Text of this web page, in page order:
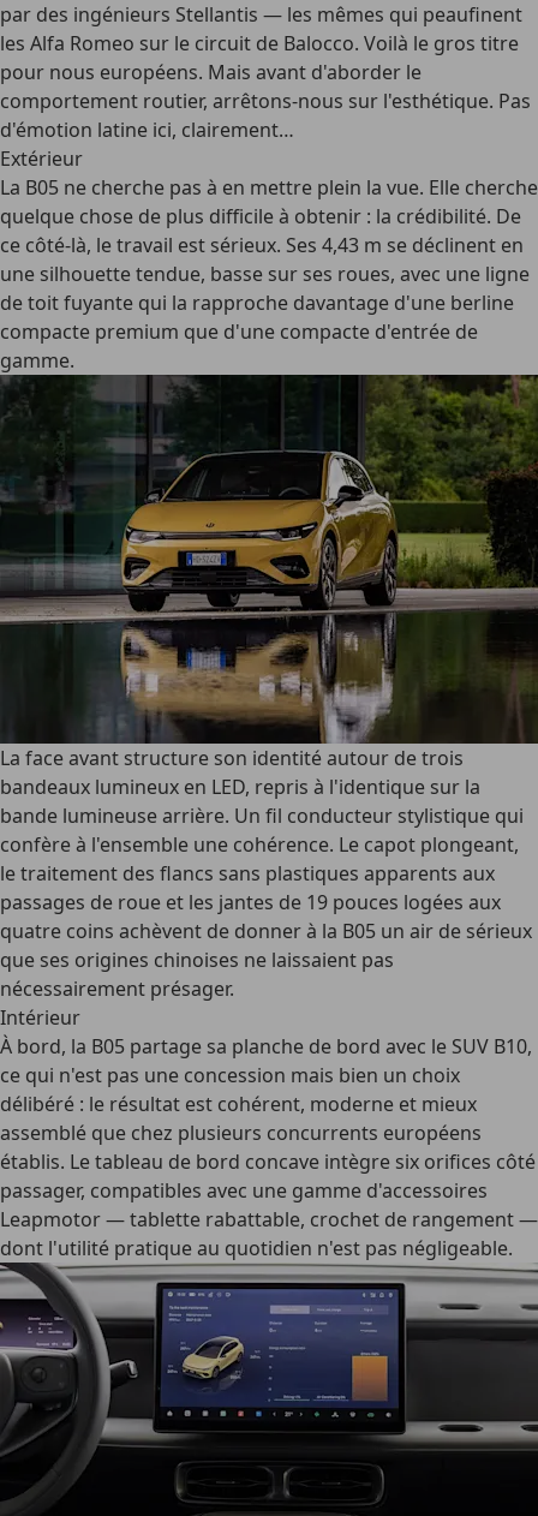
par des ingénieurs Stellantis — les mêmes qui peaufinent
les Alfa Romeo sur le circuit de Balocco. Voilà le gros titre
pour nous européens. Mais avant d'aborder le
comportement routier, arrêtons-nous sur l'esthétique. Pas
d'émotion latine ici, clairement…
Extérieur
La B05 ne cherche pas à en mettre plein la vue. Elle cherche
quelque chose de plus difficile à obtenir : la crédibilité. De
ce côté-là, le travail est sérieux. Ses 4,43 m se déclinent en
une silhouette tendue, basse sur ses roues, avec une ligne
de toit fuyante qui la rapproche davantage d'une berline
compacte premium que d'une compacte d'entrée de
gamme.
La face avant structure son identité autour de trois
bandeaux lumineux en LED, repris à l'identique sur la
bande lumineuse arrière. Un fil conducteur stylistique qui
confère à l'ensemble une cohérence. Le capot plongeant,
le traitement des flancs sans plastiques apparents aux
passages de roue et les jantes de 19 pouces logées aux
quatre coins achèvent de donner à la B05 un air de sérieux
que ses origines chinoises ne laissaient pas
nécessairement présager.
Intérieur
À bord, la B05 partage sa planche de bord avec le SUV B10,
ce qui n'est pas une concession mais bien un choix
délibéré : le résultat est cohérent, moderne et mieux
assemblé que chez plusieurs concurrents européens
établis. Le tableau de bord concave intègre six orifices côté
passager, compatibles avec une gamme d'accessoires
Leapmotor — tablette rabattable, crochet de rangement —
dont l'utilité pratique au quotidien n'est pas négligeable.